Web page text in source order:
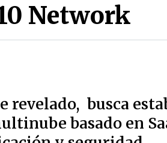
Network
revelado, busca
basado en